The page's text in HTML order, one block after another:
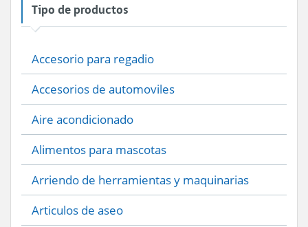
Tipo de productos
Accesorio para regadio
Accesorios de automoviles
Aire acondicionado
Alimentos para mascotas
Arriendo de herramientas y maquinarias
Articulos de aseo